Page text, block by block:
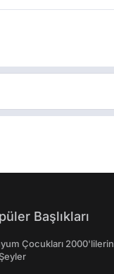
Başlıkları
Çocukları 2000'lilerin